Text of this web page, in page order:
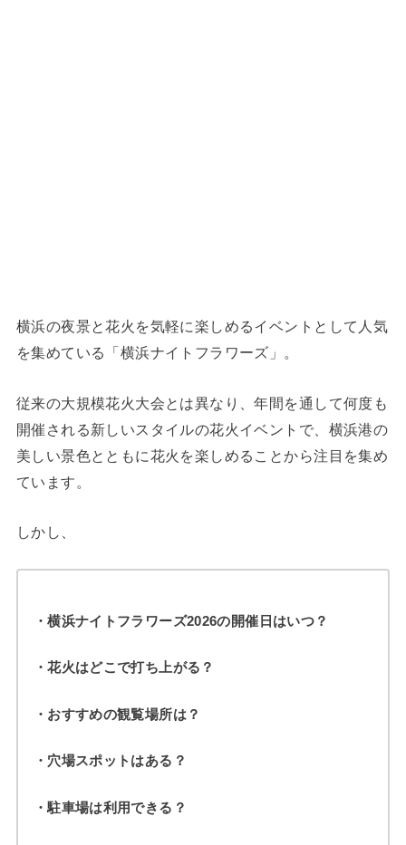
横浜の夜景と花火を気軽に楽しめるイベントとして人気
を集めている「横浜ナイトフラワーズ」。
従来の大規模花火大会とは異なり、年間を通して何度も
開催される新しいスタイルの花火イベントで、横浜港の
美しい景色とともに花火を楽しめることから注目を集め
ています。
しかし、
・横浜ナイトフラワーズ2026の開催日はいつ？
・花火はどこで打ち上がる？
・おすすめの観覧場所は？
・穴場スポットはある？
・駐車場は利用できる？